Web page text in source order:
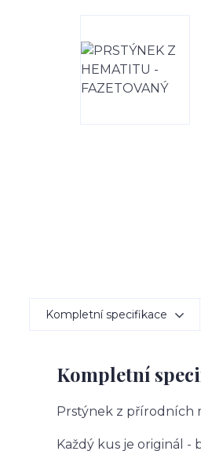
Kompletní specifikace
Kompletní
Prstýnek z přírodních
Každý kus je originál -